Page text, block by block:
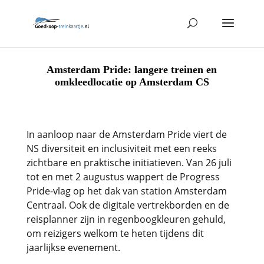
Amsterdam Pride: langere treinen en
omkleedlocatie op Amsterdam CS
In aanloop naar de Amsterdam Pride viert de
NS diversiteit en inclusiviteit met een reeks
zichtbare en praktische initiatieven. Van 26 juli
tot en met 2 augustus wappert de Progress
Pride-vlag op het dak van station Amsterdam
Centraal. Ook de digitale vertrekborden en de
reisplanner zijn in regenboogkleuren gehuld,
om reizigers welkom te heten tijdens dit
jaarlijkse evenement.